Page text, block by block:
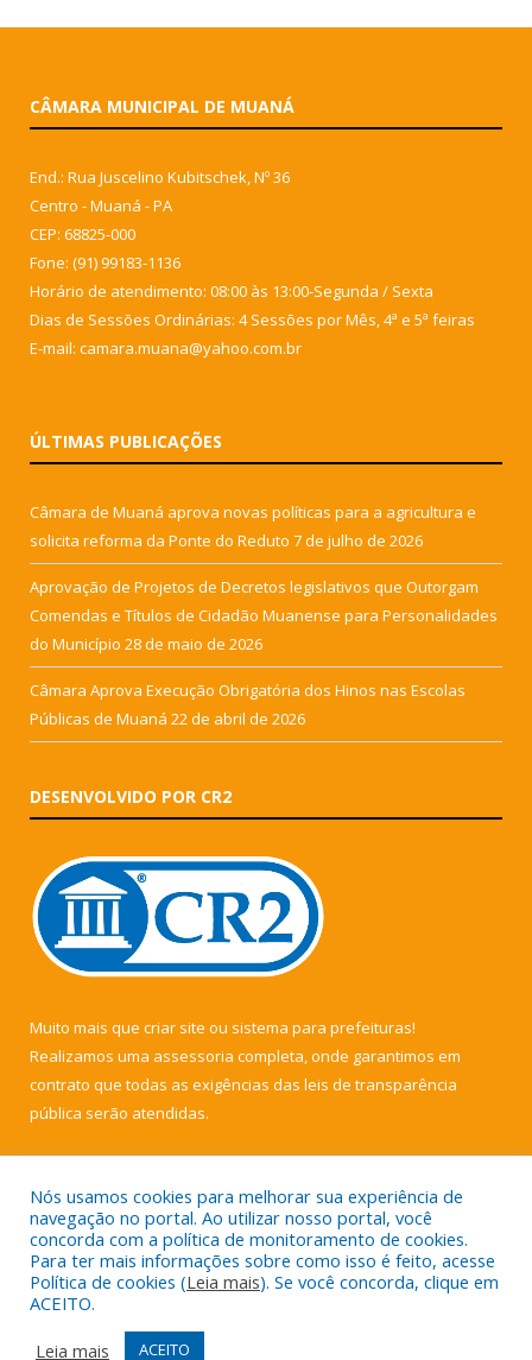
CÂMARA MUNICIPAL DE MUANÁ
End.: Rua Juscelino Kubitschek, Nº 36
Centro - Muaná - PA
CEP: 68825-000
Fone: (91) 99183-1136
Horário de atendimento: 08:00 às 13:00-Segunda / Sexta
Dias de Sessões Ordinárias: 4 Sessões por Mês, 4ª e 5ª feiras
E-mail: camara.muana@yahoo.com.br
ÚLTIMAS PUBLICAÇÕES
Câmara de Muaná aprova novas políticas para a agricultura e
solicita reforma da Ponte do Reduto 7 de julho de 2026
Aprovação de Projetos de Decretos legislativos que Outorgam
Comendas e Títulos de Cidadão Muanense para Personalidades
do Município 28 de maio de 2026
Câmara Aprova Execução Obrigatória dos Hinos nas Escolas
Públicas de Muaná 22 de abril de 2026
DESENVOLVIDO POR CR2
Muito mais que criar site ou sistema para prefeituras!
Realizamos uma assessoria completa, onde garantimos em
contrato que todas as exigências das leis de transparência
pública serão atendidas.
Todos os direitos reservados a Câmara Municipal de Muaná.
Mapa do Site
Acessar Área Administrativa
Nós usamos cookies para melhorar sua experiência de
navegação no portal. Ao utilizar nosso portal, você
concorda com a política de monitoramento de cookies.
Para ter mais informações sobre como isso é feito, acesse
Política de cookies (Leia mais). Se você concorda, clique em
ACEITO.
Leia mais
ACEITO